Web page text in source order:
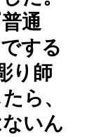
通
する
り師
ら、
いん